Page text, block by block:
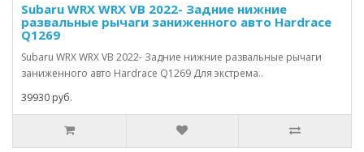
Subaru WRX WRX VB 2022- Задние нижние
развальные рычаги заниженного авто Hardrace
Q1269
Subaru WRX WRX VB 2022- Задние нижние развальные рычаги
заниженного авто Hardrace Q1269 Для экстрема..
39930 руб.